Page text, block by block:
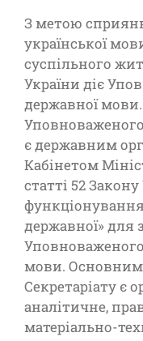
З метою
української
суспільного
України діє
державної мови.
є державним
Кабінетом
статті 52
державної» для
мови.
Секретаріату є
аналітичне,
матеріально-